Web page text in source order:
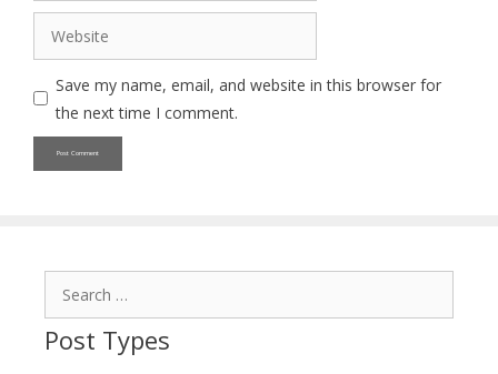
Website
Save my name, email, and website in this browser for
the next time I comment.
Post Types